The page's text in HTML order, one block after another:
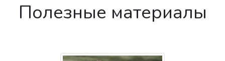
Полезные материалы